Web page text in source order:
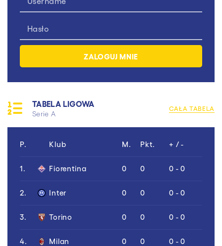
TABELA LIGOWA
Serie A
CAŁA TABELA
P. Klub M. Pkt. + / -
1. Fiorentina 0 0 0 - 0
2. Inter 0 0 0 - 0
3. Torino 0 0 0 - 0
4. Milan 0 0 0 - 0